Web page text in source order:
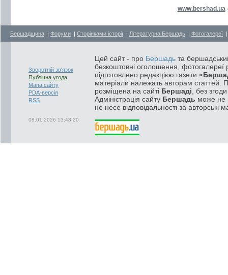
www.bershad.ua
Бершадщина | Форуми | Сторінками історії | Літературна Бершадь | Фотогалереї
Зворотній зв'язок
Публічна угода
Мапа сайту
PDA-версія
RSS
08.01.2026 13:48:20
Цей сайт - про Бершадь та
безкоштовні оголошення, фотогалереї
підготовлено редакцією газети
матеріали належать авторам статтей.
розміщена на сайті Бершаді , без
Адміністрація сайту Бершадь може не
не несе відповідальності за авторські